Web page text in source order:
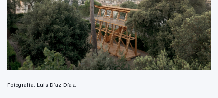
Fotografía: Luis Díaz Díaz.